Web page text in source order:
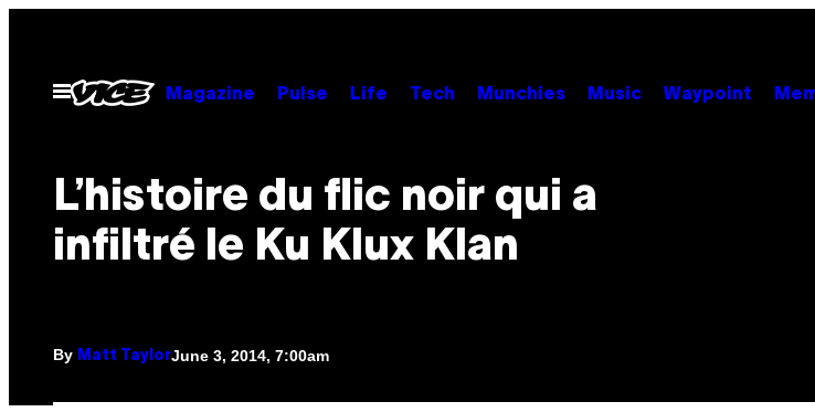
contentOpen
Menu
Magazine Pulse Life Tech Munchies Music Waypoint
L’histoire du flic noir qui a
infiltré le Ku Klux Klan
By Matt TaylorJune 3, 2014, 7:00am